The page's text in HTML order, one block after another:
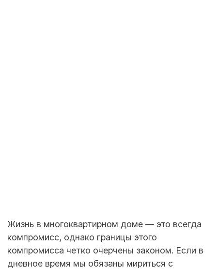
Жизнь в многоквартирном доме — это всегда
компромисс, однако границы этого
компромисса четко очерчены законом. Если в
дневное время мы обязаны мириться с